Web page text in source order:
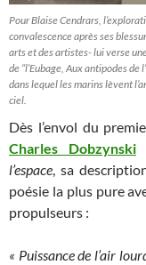
Pour Blaise Cendrars,
convalescence après ses
arts et des artistes- lui verse
de “l’Eubage, Aux antipodes
dans lequel les marins lèvent
ciel.
Dès l’envol du
Charles Dobzynski
l’espace, sa
poésie la plus pure
propulseurs :
« Puissance de l’air